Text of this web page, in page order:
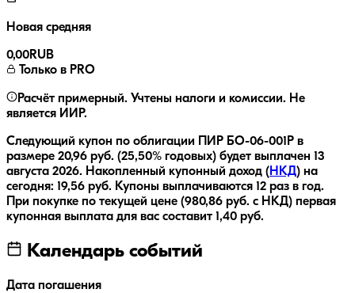
Новая средняя
0,00RUB
Только в PRO
Расчёт примерный. Учтены налоги и комиссии. Не
является ИИР.
Следующий купон по облигации ПИР БО-06-001P в
размере 20,96 руб. (25,50% годовых) будет выплачен 13
августа 2026. Накопленный купонный доход ( НКД) на
сегодня: 19,56 руб. Купоны выплачиваются 12 раз в год.
При покупке по текущей цене (980,86 руб. с НКД) первая
купонная выплата для вас составит 1,40 руб.
Календарь событий
Дата погашения